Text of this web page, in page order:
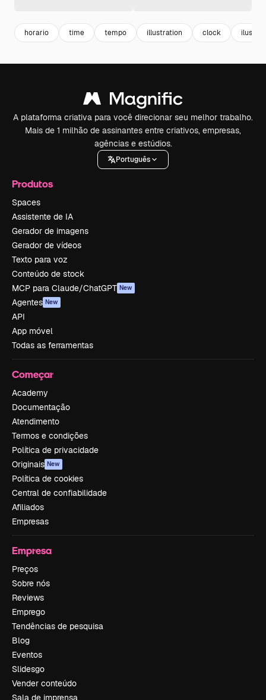
horario time tempo illustration clock
A plataforma criativa para você direcionar seu melhor trabalho.
Mais de 1 milhão de assinantes entre criativos, empresas,
agências e estúdios.
Português
Produtos
Spaces
Assistente de IA
Gerador de imagens
Gerador de vídeos
Texto para voz
Conteúdo de stock
MCP para Claude/ChatGPT New
Agentes New
API
App móvel
Todas as ferramentas
Começar
Academy
Documentação
Atendimento
Termos e condições
Política de privacidade
Originais New
Política de cookies
Central de confiabilidade
Afiliados
Empresas
Empresa
Preços
Sobre nós
Reviews
Emprego
Tendências de pesquisa
Blog
Eventos
Slidesgo
Vender conteúdo
Sala de imprensa